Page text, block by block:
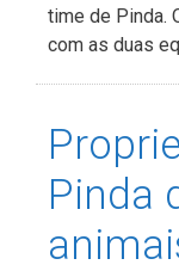
time de Pinda.
com as duas
Pinda